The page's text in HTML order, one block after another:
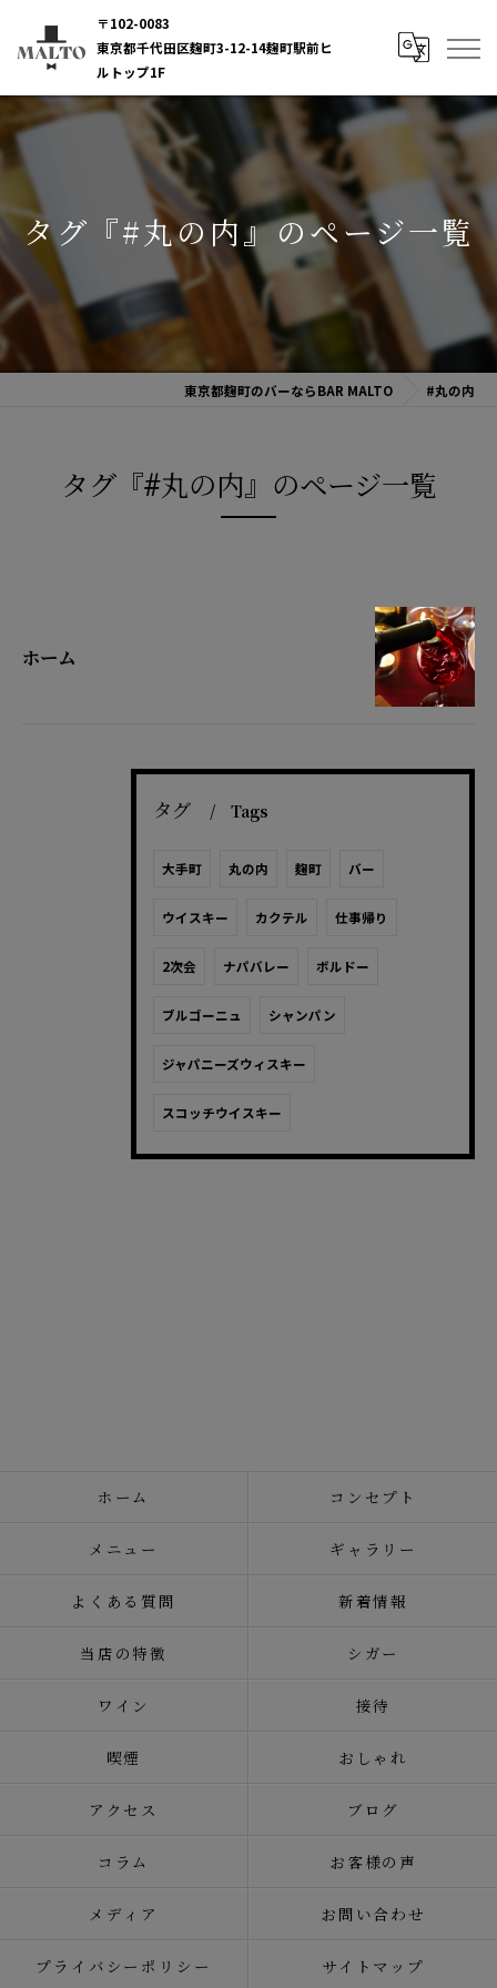
〒102-0083
東京都千代田区麹町3-12-14麹町駅前ヒ
ルトップ1F
タグ『#丸の内』のページ一覧
東京都麹町のバーならBAR MALTO #丸の内
タグ『#丸の内』のページ一覧
ホーム
タグ Tags
大手町 丸の内 麹町 バー
ウイスキー カクテル 仕事帰り
2次会 ナパバレー ボルドー
ブルゴーニュ シャンパン
ジャパニーズウィスキー
スコッチウイスキー
ホーム コンセプト
メニュー ギャラリー
よくある質問 新着情報
当店の特徴 シガー
ワイン 接待
喫煙 おしゃれ
アクセス ブログ
コラム お客様の声
メディア お問い合わせ
プライバシーポリシー サイトマップ